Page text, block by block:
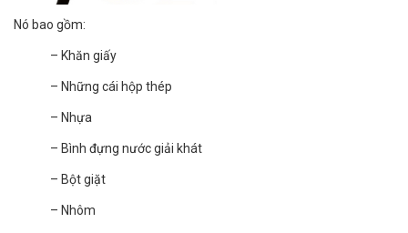
Nó bao gồm:
– Khăn giấy
– Những cái hộp thép
– Nhựa
– Bình đựng nước giải khát
– Bột giặt
– Nhôm